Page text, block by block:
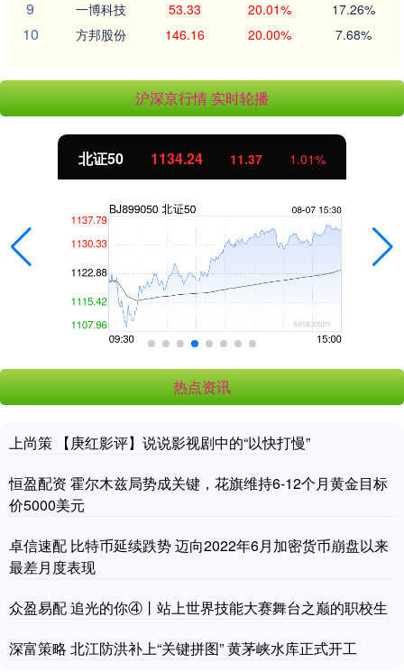
9 一博科技 53.33 20.01% 17.26%
10 方邦股份 146.16 20.00% 7.68%
沪深京行情 实时轮播
北证50 1134.24 11.37 1.01%
热点资讯
上尚策 【庚红影评】说说影视剧中的“以快打慢”
恒盈配资 霍尔木兹局势成关键，花旗维持6-12个月黄金目标
价5000美元
卓信速配 比特币延续跌势 迈向2022年6月加密货币崩盘以来
最差月度表现
众盈易配 追光的你④丨站上世界技能大赛舞台之巅的职校生
深富策略 北江防洪补上“关键拼图” 黄茅峡水库正式开工